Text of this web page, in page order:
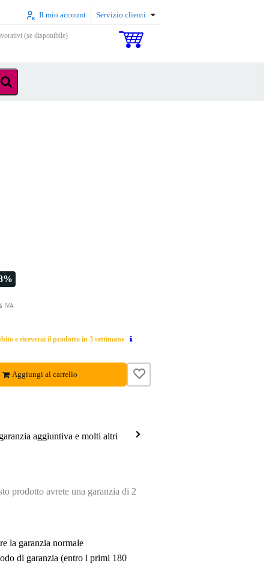
Il mio account Servizio clienti
(se disponibile)
IVA
e riceverai il prodotto in 3 settimane
Aggiungi al carrello
aggiuntiva e molti altri
prodotto avrete una garanzia di 2
la garanzia normale
di garanzia (entro i primi 180